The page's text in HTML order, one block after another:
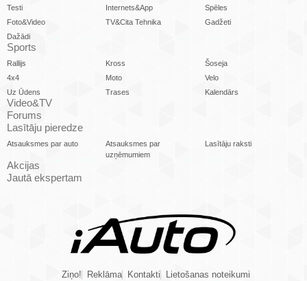
Testi
Internets&App
Spēles
Foto&Video
TV&Cita Tehnika
Gadžeti
Dažādi
Sports
Rallijs Kross
Šoseja
4x4
Moto
Velo
Uz Ūdens
Trases Kalendārs
Video&TV
Forums
Lasītāju pieredze
Atsauksmes par auto
Atsauksmes par
uzņēmumiem
Lasītāju raksti
Akcijas
Jautā ekspertam
Ziņo! Reklāma Kontakti Lietošanas noteikumi